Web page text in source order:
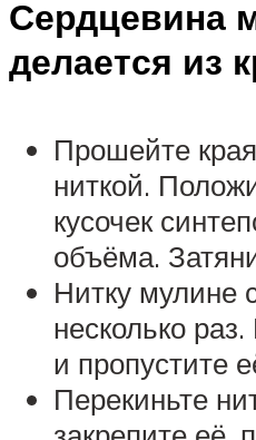
Сердцевина
делается из
Прошейте
ниткой.
кусочек
объёма.
Нитку мулине
несколько
и пропустите
Перекиньте